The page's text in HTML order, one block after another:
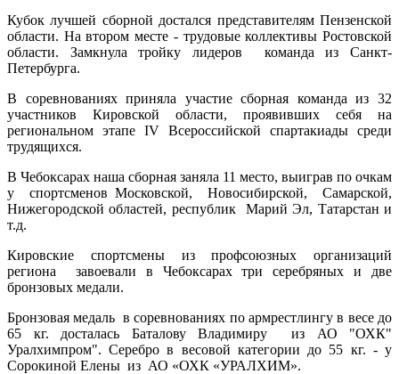
Кубок лучшей сборной достался представителям Пензенской
области. На втором месте - трудовые коллективы Ростовской
области. Замкнула тройку лидеров команда из Санкт-
Петербурга.
В соревнованиях приняла участие сборная команда из 32
участников Кировской области, проявивших себя на
региональном этапе IV Всероссийской спартакиады среди
трудящихся.
В Чебоксарах наша сборная заняла 11 место, выиграв по очкам
у спортсменов Московской, Новосибирской, Самарской,
Нижегородской областей, республик Марий Эл, Татарстан и
т.д.
Кировские спортсмены из профсоюзных организаций
региона завоевали в Чебоксарах три серебряных и две
бронзовых медали.
Бронзовая медаль в соревнованиях по армрестлингу в весе до
65 кг. досталась Баталову Владимиру из АО "ОХК"
Уралхимпром". Серебро в весовой категории до 55 кг. - у
Сорокиной Елены из АО «ОХК «УРАЛХИМ».